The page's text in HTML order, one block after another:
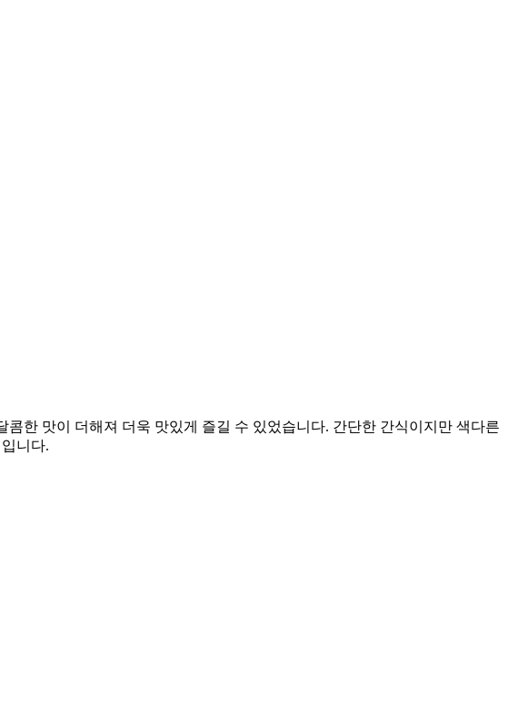
한 맛이 더해져 더욱 맛있게 즐길 수 있었습니다. 간단한 간식이지만 색다른
니다.